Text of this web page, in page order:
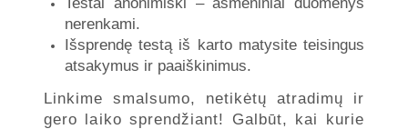
Testai anonimiški – asmeniniai duomenys
nerenkami.
Išsprendę testą iš karto matysite teisingus
atsakymus ir paaiškinimus.
Linkime smalsumo, netikėtų atradimų ir
gero laiko sprendžiant! Galbūt, kai kurie